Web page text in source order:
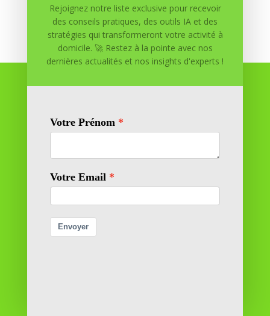
Réussite à Domicile
Réussite à Domicile est votre partenaire de confiance
vous aider à réussir.
Rejoignez notre liste exclusive pour recevoir
des conseils pratiques, des outils IA et des
stratégies qui transformeront votre activité à
domicile. 🚀 Restez à la pointe avec nos
dernières actualités et nos insights d'experts !